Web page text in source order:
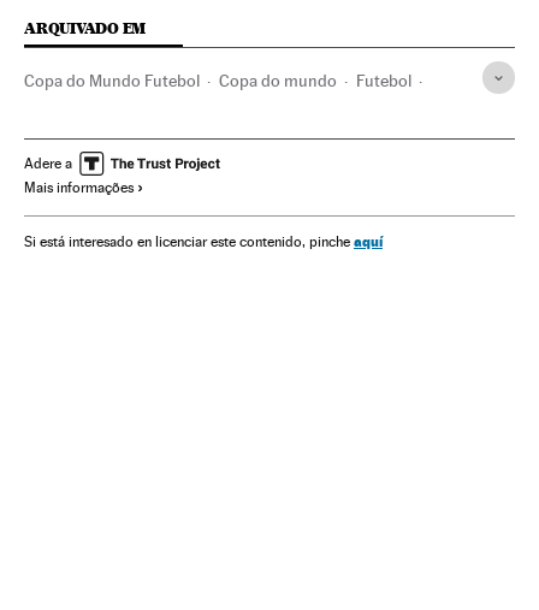
ARQUIVADO EM
Copa do Mundo Futebol Copa do mundo Futebol
América Latina Competições
Seleção Argentina Futebol
Jorge Sampaoli Javier Mascherano
Adere a
Mais informações
Si está interesado en licenciar este contenido, pinche aquí